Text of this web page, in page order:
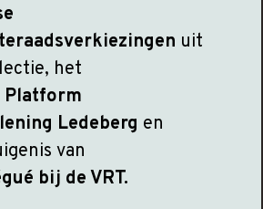
uit
het
Platform
Ledeberg en
van
bij de VRT.